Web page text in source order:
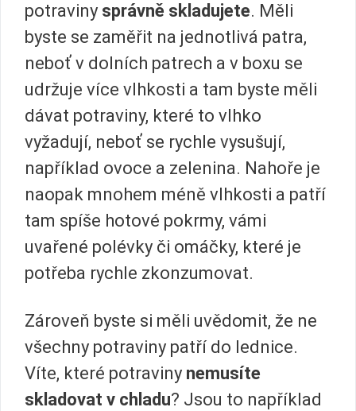
potraviny správně skladujete. Měli
byste se zaměřit na jednotlivá patra,
neboť v dolních patrech a v boxu se
udržuje více vlhkosti a tam byste měli
dávat potraviny, které to vlhko
vyžadují, neboť se rychle vysušují,
například ovoce a zelenina. Nahoře je
naopak mnohem méně vlhkosti a patří
tam spíše hotové pokrmy, vámi
uvařené polévky či omáčky, které je
potřeba rychle zkonzumovat.
Zároveň byste si měli uvědomit, že ne
všechny potraviny patří do lednice.
Víte, které potraviny nemusíte
skladovat v chladu? Jsou to například